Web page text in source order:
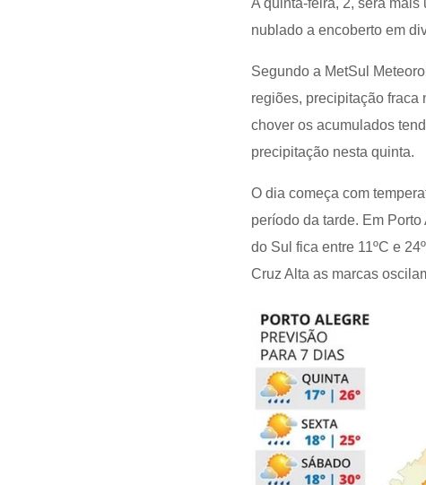
A quinta-feira, 2, será
nublado a encoberto em
Segundo a MetSul
regiões, precipitação fraca
chover os acumulados
precipitação nesta quinta.
O dia começa com
período da tarde. Em
do Sul fica entre 11ºC e
Cruz Alta as marcas